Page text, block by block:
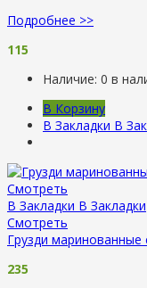
Подробнее >>
115
Наличие: 0 в
В Корзину
В Закладки В
Смотреть
В Закладки В Закладки
Смотреть
Грузди маринованные
235